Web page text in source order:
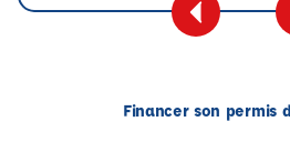
Financer son permis